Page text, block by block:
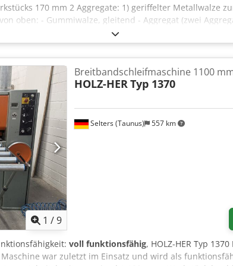
170 mm 2 Aggregate: 1) geriffelter Metallwalze
oben: - Gummiwalze, gleitend - Aggregat (zwei
Gummi - Abblasen des Bandes – von unten: - 2
Oszillation des Bandes - Potentiometer für die
(für die Feinjustierung) - pneumatische Bremse - 2
Absaugstutzens 2x140 mm - Gesamtmaße L/B/H
Produktion – 2 Schleifaggregate – unlackiert –
17357 EUR, abhängig vom Wechselkurs von 4,2 EUR
1 /9
Selters (Taunus) 557 km
Breitbandschleifmaschine 1100
HOLZ-HER Typ 1370
voll funktionsfähig, HOLZ-HER Typ
war zuletzt im Einsatz und wird als